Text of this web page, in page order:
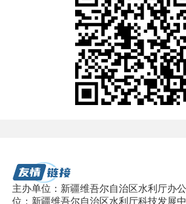
主办单位：新疆维吾尔自治区水利厅办
位：新疆维吾尔自治区水利厅科技发展